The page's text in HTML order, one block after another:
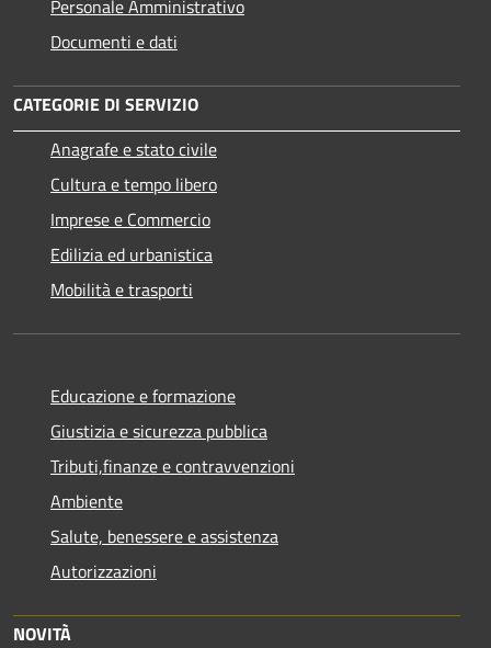
Personale Amministrativo
Documenti e dati
CATEGORIE DI SERVIZIO
Anagrafe e stato civile
Cultura e tempo libero
Imprese e Commercio
Edilizia ed urbanistica
Mobilità e trasporti
Educazione e formazione
Giustizia e sicurezza pubblica
Tributi,finanze e contravvenzioni
Ambiente
Salute, benessere e assistenza
Autorizzazioni
NOVITÀ